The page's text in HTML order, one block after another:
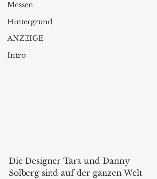
Messen
Hintergrund
ANZEIGE
Intro
Die Designer Tara und Danny
Solberg sind auf der ganzen Welt